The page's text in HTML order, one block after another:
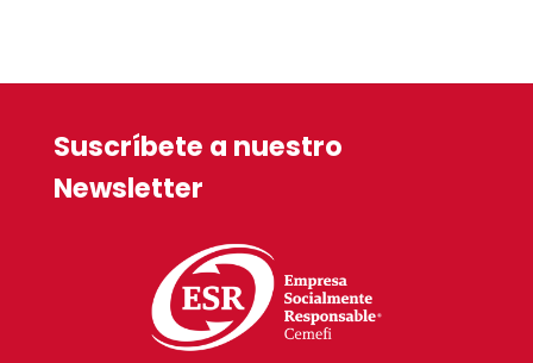
Suscríbete a nuestro
Newsletter